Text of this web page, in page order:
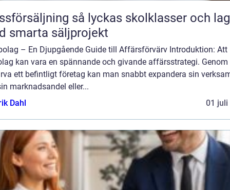
så lyckas skolklasser och lag
smarta säljprojekt
– En Djupgående Guide till Affärsförvärv Introduktion: Att
kan vara en spännande och givande affärsstrategi.
ett befintligt företag kan man snabbt expandera sin
marknadsandel eller...
Dahl
01 juli